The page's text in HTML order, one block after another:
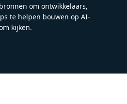
om ontwikkelaars,
te helpen bouwen op AI-
kijken.